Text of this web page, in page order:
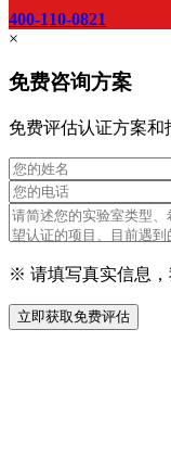
400-110-0821
×
免费咨询方案
免费评估认证方案和
※ 请填写真实信息，
立即获取免费评估